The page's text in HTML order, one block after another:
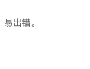
出错。